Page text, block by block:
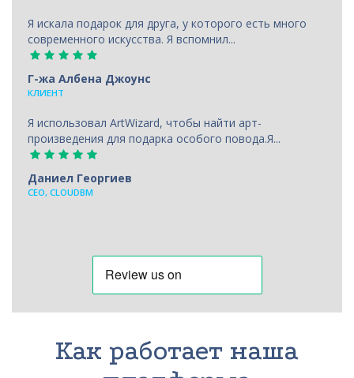
Я искала подарок для друга, у которого есть много
современного искусства. Я вспомнил...
Г-жа Албена Джоунс
КЛИЕНТ
Я использовал ArtWizard, чтобы найти арт-
произведения для подарка особого повода.Я...
Даниел Георгиев
CEO, CLOUDBM
Как работает наша